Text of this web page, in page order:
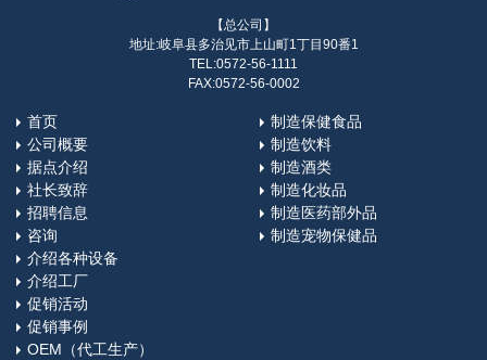
【总公司】
地址:岐阜县多治见市上山町1丁目90番1
TEL:0572-56-1111
FAX:0572-56-0002
首页
公司概要
据点介绍
社长致辞
招聘信息
咨询
制造保健食品
制造饮料
制造酒类
制造化妆品
制造医药部外品
制造宠物保健品
介绍各种设备
介绍工厂
促销活动
促销事例
OEM（代工生产）